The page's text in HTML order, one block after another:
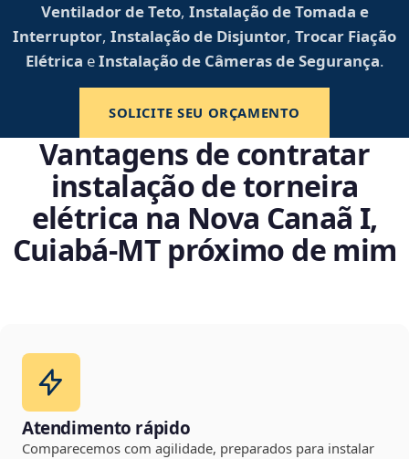
Ventilador de Teto, Instalação de Tomada e
Interruptor, Instalação de Disjuntor, Trocar Fiação
Elétrica eInstalação de Câmeras de Segurança.
SOLICITE SEU ORÇAMENTO
Vantagens de contratar
instalação de torneira
elétrica na Nova Canaã I,
Cuiabá‑MT próximo de mim
Atendimento rápido
Comparecemos com agilidade, preparados para instalar